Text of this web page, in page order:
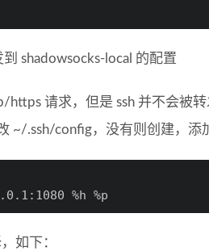
shadowsocks-local 的配置
https 请求，但是 ssh 并不会被
~/.ssh/config，没有则创建，添
%h %p
如下：